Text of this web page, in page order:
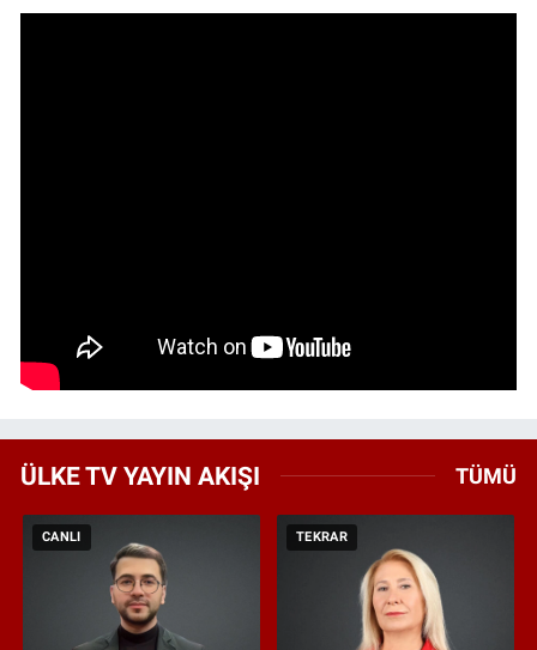
ÜLKE TV YAYIN AKIŞI TÜMÜ
CANLI TEKRAR